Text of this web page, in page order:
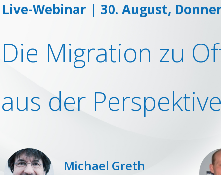
Live-Webinar | 30. August,
Die Migration zu
aus der
Michael Greth